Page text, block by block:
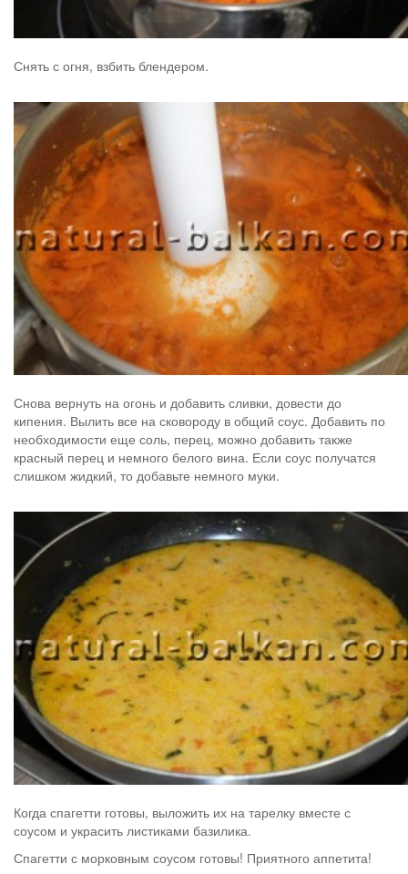
Снять с огня, взбить блендером.
Снова вернуть на огонь и добавить сливки, довести до
кипения. Вылить все на сковороду в общий соус. Добавить по
необходимости еще соль, перец, можно добавить также
красный перец и немного белого вина. Если соус получатся
слишком жидкий, то добавьте немного муки.
Когда спагетти готовы, выложить их на тарелку вместе с
соусом и украсить листиками базилика.
Спагетти с морковным соусом готовы! Приятного аппетита!